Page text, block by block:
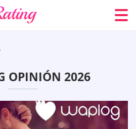
OPINIÓN 2026